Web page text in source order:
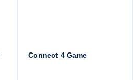
Connect 4 Game